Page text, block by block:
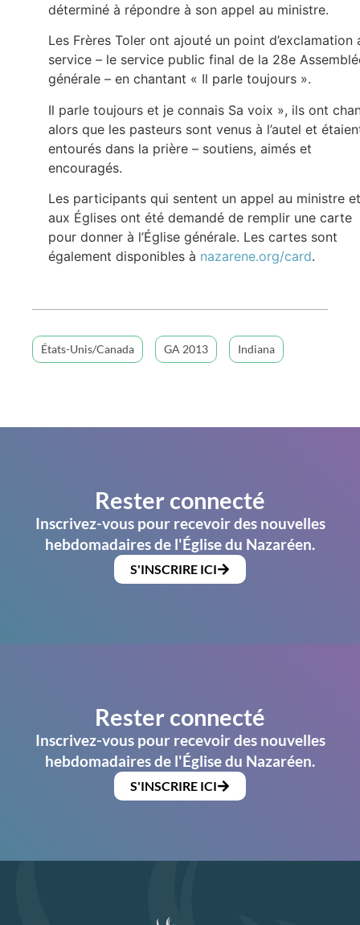
déterminé à répondre à son appel au ministre.
Les Frères Toler ont ajouté un point d’exclamation
service – le service public final de la 28e
générale – en chantant « Il parle toujours ».
Il parle toujours et je connais Sa voix », ils ont
alors que les pasteurs sont venus à l’autel et
entourés dans la prière – soutiens, aimés et
encouragés.
Les participants qui sentent un appel au ministre et
aux Églises ont été demandé de remplir une carte
pour donner à l’Église générale. Les cartes sont
également disponibles à nazarene.org/card.
États-Unis/Canada GA 2013 Indiana
Rester connecté
Inscrivez-vous pour recevoir des nouvelles
hebdomadaires de l'Église du Nazaréen.
S'INSCRIRE ICI
Rester connecté
Inscrivez-vous pour recevoir des nouvelles
hebdomadaires de l'Église du Nazaréen.
S'INSCRIRE ICI